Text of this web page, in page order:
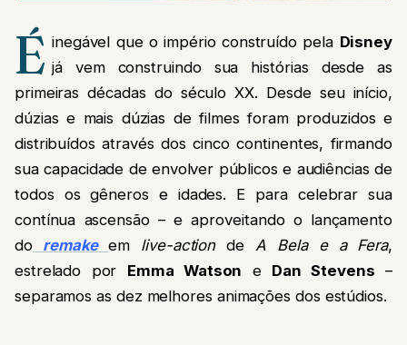
É inegável que o império construído pela Disney
já vem construindo sua histórias desde as
primeiras décadas do século XX. Desde seu início,
dúzias e mais dúzias de filmes foram produzidos e
distribuídos através dos cinco continentes, firmando
sua capacidade de envolver públicos e audiências de
todos os gêneros e idades. E para celebrar sua
contínua ascensão – e aproveitando o lançamento
do
remake em live-actionde A Bela e a Fera,
estrelado por Emma Watson e Dan Stevens –
separamos as dez melhores animações dos estúdios.